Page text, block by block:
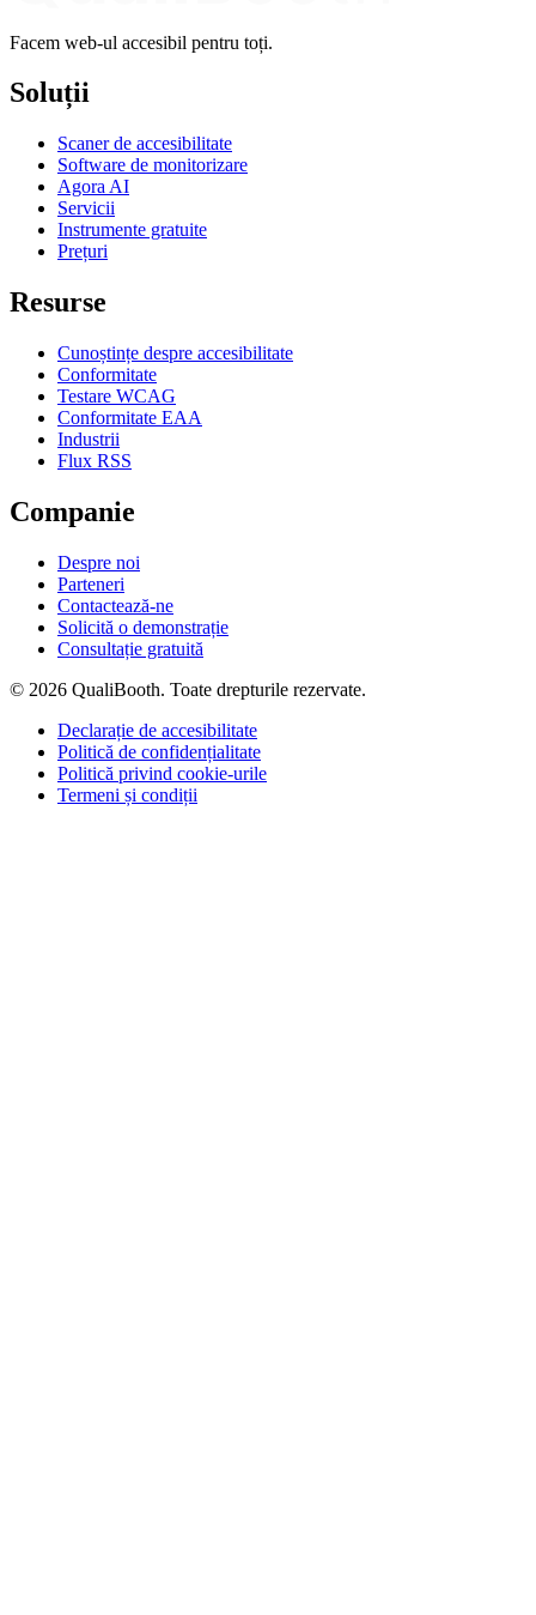
Facem web-ul accesibil pentru toți.
Soluții
Scaner de accesibilitate
Software de monitorizare
Agora AI
Servicii
Instrumente gratuite
Prețuri
Resurse
Cunoștințe despre accesibilitate
Conformitate
Testare WCAG
Conformitate EAA
Industrii
Flux RSS
Companie
Despre noi
Parteneri
Contactează-ne
Solicită o demonstrație
Consultație gratuită
© 2026 QualiBooth. Toate drepturile rezervate.
Declarație de accesibilitate
Politică de confidențialitate
Politică privind cookie-urile
Termeni și condiții